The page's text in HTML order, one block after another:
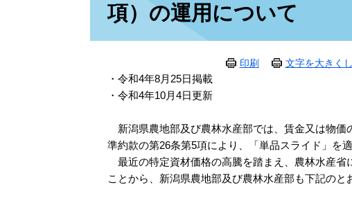
項）の運用について
印刷 文字を大きく
・令和4年8月25日掲載
・令和4年10月4日更新
新潟県農地部及び農林水産部では、賃金又は物価
準約款の第26条第5項により、「単品スライド」を
最近の特定資材価格の高騰を踏まえ、農林水産省
ことから、新潟県農地部及び農林水産部も下記のと